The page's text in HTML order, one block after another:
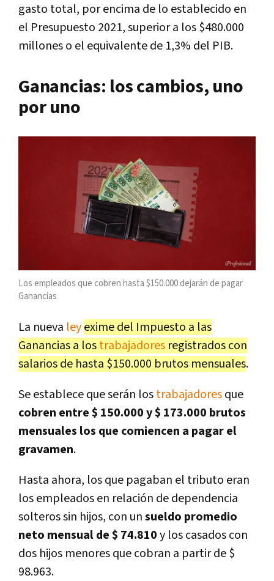
gasto total, por encima de lo establecido en
el Presupuesto 2021, superior a los $480.000
millones o el equivalente de 1,3% del PIB.
Ganancias: los cambios, uno
por uno
Los empleados que cobren hasta $150.000 dejarán de pagar
Ganancias
La nueva leyexime del Impuesto a las
Ganancias a lostrabajadores registrados con
salarios de hasta $150.000 brutos mensuales.
Se establece que serán lostrabajadoresque
cobren entre $ 150.000 y $ 173.000 brutos
mensuales los que comiencen a pagar el
gravamen.
Hasta ahora, los que pagaban el tributo eran
los empleados en relación de dependencia
solteros sin hijos, con unsueldo promedio
neto mensual de $ 74.810y los casados con
dos hijos menores que cobran a partir de $
98.963.